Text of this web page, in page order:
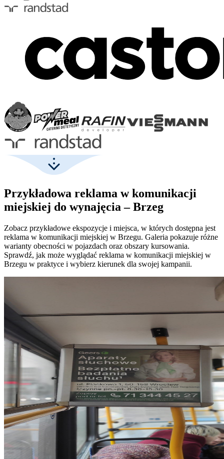
Przykładowa reklama w komunikacji
miejskiej do wynajęcia – Brzeg
Zobacz przykładowe ekspozycje i miejsca, w których dostępna jest
reklama w komunikacji miejskiej w Brzegu. Galeria pokazuje różne
warianty obecności w pojazdach oraz obszary kursowania.
Sprawdź, jak może wyglądać reklama w komunikacji miejskiej w
Brzegu w praktyce i wybierz kierunek dla swojej kampanii.